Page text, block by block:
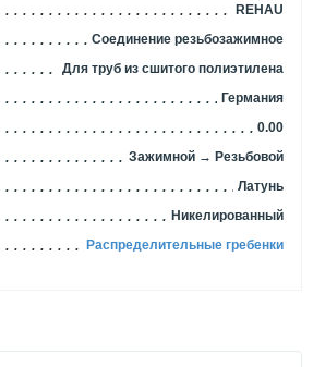
REHAU
Соединение резьбозажимное
Для труб из сшитого полиэтилена
Германия
0.00
Зажимной → Резьбовой
Латунь
Никелированный
Распределительные гребенки